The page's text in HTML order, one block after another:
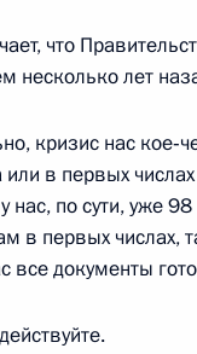
Москва, Кремль
– погромы,
как
наказание
Москва, Кремль
что
несколько лет
кризис нас
в первых
по сути, уже
в первых
все документы